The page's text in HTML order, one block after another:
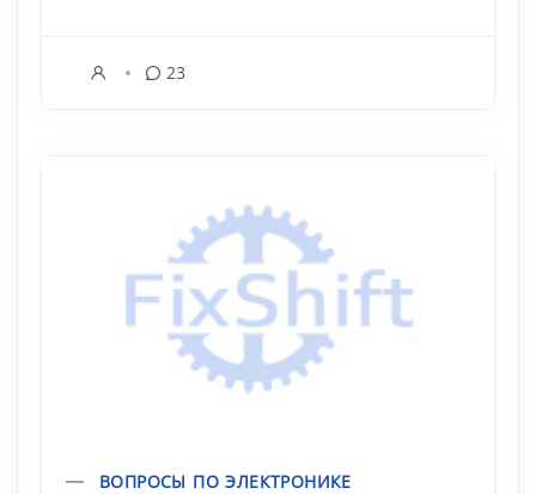
23
ВОПРОСЫ ПО ЭЛЕКТРОНИКЕ